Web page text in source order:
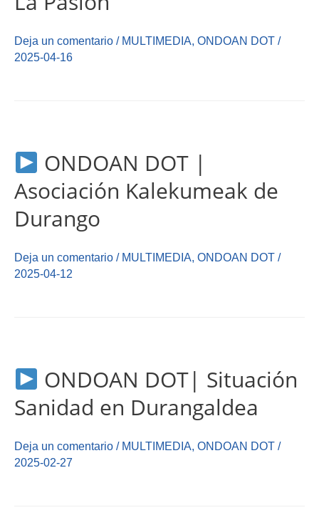
Deja un comentario / MULTIMEDIA, ONDOAN DOT /
2025-04-16
ONDOAN DOT |
Asociación Kalekumeak de
Durango
Deja un comentario / MULTIMEDIA, ONDOAN DOT /
2025-04-12
ONDOAN DOT| Situación
Sanidad en Durangaldea
Deja un comentario / MULTIMEDIA, ONDOAN DOT /
2025-02-27